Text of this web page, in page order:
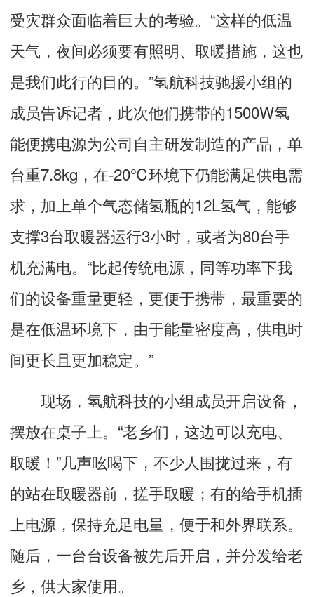
受灾群众面临着巨大的考验。“这样的低温
天气，夜间必须要有照明、取暖措施，这也
是我们此行的目的。”氢航科技驰援小组的
成员告诉记者，此次他们携带的1500W氢
能便携电源为公司自主研发制造的产品，单
台重7.8kg，在-20℃环境下仍能满足供电需
求，加上单个气态储氢瓶的12L氢气，能够
支撑3台取暖器运行3小时，或者为80台手
机充满电。“比起传统电源，同等功率下我
们的设备重量更轻，更便于携带，最重要的
是在低温环境下，由于能量密度高，供电时
间更长且更加稳定。”
现场，氢航科技的小组成员开启设备，
摆放在桌子上。“老乡们，这边可以充电、
取暖！”几声吆喝下，不少人围拢过来，有
的站在取暖器前，搓手取暖；有的给手机插
上电源，保持充足电量，便于和外界联系。
随后，一台台设备被先后开启，并分发给老
乡，供大家使用。